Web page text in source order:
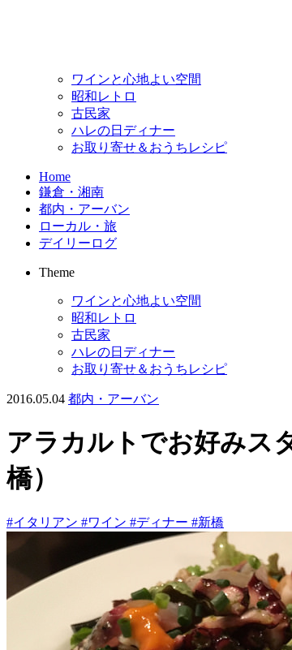
ワインと心地よい空間
昭和レトロ
古民家
ハレの日ディナー
お取り寄せ＆おうちレシピ
Home
鎌倉・湘南
都内・アーバン
ローカル・旅
デイリーログ
Theme
ワインと心地よい空間
昭和レトロ
古民家
ハレの日ディナー
お取り寄せ＆おうちレシピ
2016.05.04 都内・アーバン
アラカルトでお好みス
橋）
#イタリアン #ワイン #ディナー #新橋